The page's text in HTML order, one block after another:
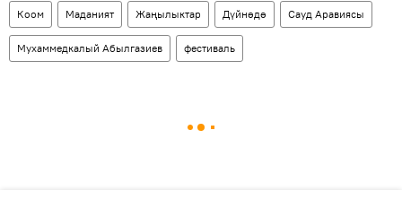
Коом Маданият Жаңылыктар Дүйнөдө Сауд Аравиясы
Мухаммедкалый Абылгазиев фестиваль